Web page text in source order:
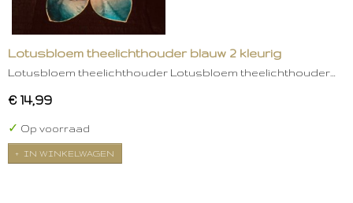
Lotusbloem theelichthouder blauw 2 kleurig
Lotusbloem theelichthouder Lotusbloem theelichthouder…
€ 14,99
✓ Op voorraad
IN WINKELWAGEN